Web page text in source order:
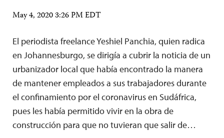
May 4, 2020 3:26 PM EDT
El periodista freelance Yeshiel Panchia, quien radica
en Johannesburgo, se dirigía a cubrir la noticia de un
urbanizador local que había encontrado la manera
de mantener empleados a sus trabajadores durante
el confinamiento por el coronavirus en Sudáfrica,
pues les había permitido vivir en la obra de
construcción para que no tuvieran que salir de…